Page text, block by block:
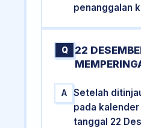
penanggalan
Q
22
A
Setelah
pada
tanggal 22